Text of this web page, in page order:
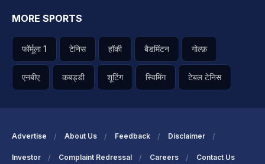
MORE SPORTS
फॉर्मूला 1 टेनिस हॉकी बैडमिंटन गोल्फ़
एनबीए कबड्डी शूटिंग स्विमिंग टेबल टेनिस
Advertise About Us Feedback Disclaimer
Investor Complaint Redressal Careers Contact Us